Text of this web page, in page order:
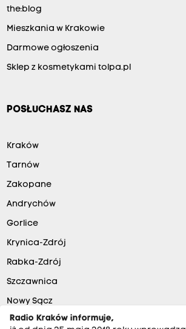
the:blog
Mieszkania w Krakowie
Darmowe ogłoszenia
Sklep z kosmetykami tolpa.pl
POSŁUCHASZ NAS
Kraków
Tarnów
Zakopane
Andrychów
Gorlice
Krynica-Zdrój
Rabka-Zdrój
Szczawnica
Nowy Sącz
Radio Kraków informuje,